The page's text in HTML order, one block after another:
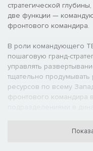
стратегической
две функции —
фронтового командира.
В роли командующего
пошаговую гранд-
управлять
тщательно
ресурсов по всему
фронтового командира
траншеи и штурмуйте